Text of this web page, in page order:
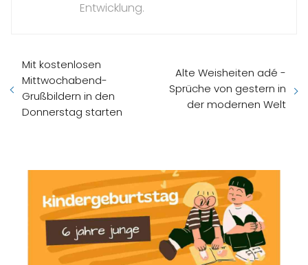
Entwicklung.
Mit kostenlosen
Mittwochabend-
Grußbildern in den
Donnerstag starten
Alte Weisheiten adé -
Sprüche von gestern in
der modernen Welt